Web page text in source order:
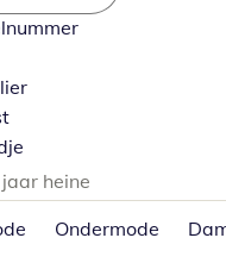
heine
Ondermode